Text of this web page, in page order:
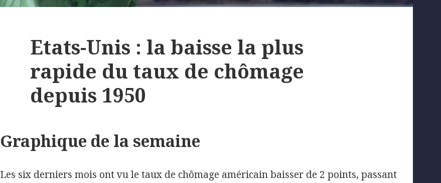
Etats-Unis : la baisse la plus
rapide du taux de chômage
depuis 1950
Graphique de la semaine
Les six derniers mois ont vu le taux de chômage américain baisser de 2 points, passant